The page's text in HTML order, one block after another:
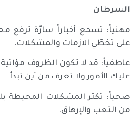
السرطان
مهنياً: تسمع أخباراً سارّة ترفع
على تخطّي الازمات والمشكلات.
عاطفياً: قد لا تكون الظروف مؤاتية
عليك الأمور ولا تعرف من أين تبدأ.
صحياً: تكثر المشكلات المحيطة
من التعب والإرهاق.